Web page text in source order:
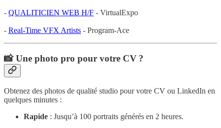
- QUALITICIEN WEB H/F - VirtualExpo
- Real-Time VFX Artists - Program-Ace
📸 Une photo pro pour votre CV ?
Obtenez des photos de qualité studio pour votre CV ou LinkedIn en
quelques minutes :
Rapide : Jusqu’à 100 portraits générés en 2 heures.